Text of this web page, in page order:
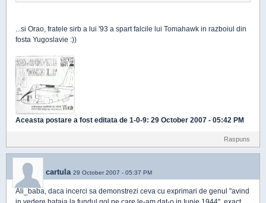
...si Orao, fratele sirb a lui '93 a spart falcile lui Tomahawk in razboiul din
fosta Yugoslavie :))
Aceasta postare a fost editata de 1-0-9: 29 October 2007 - 05:42 PM
Raspuns
cartula 29 October 2007 - 05:37 PM
Ali_baba, daca incerci sa demonstrezi ceva cu exprimari de genul "avind